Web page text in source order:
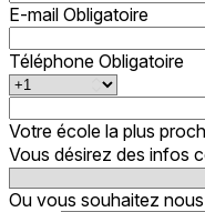
E-mail Obligatoire
Téléphone Obligatoire
Votre école la plus
Vous désirez des infos
Ou vous souhaitez